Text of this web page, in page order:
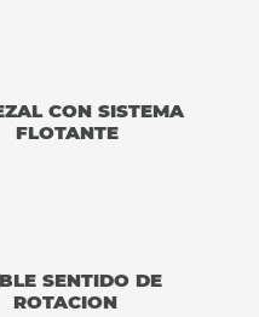
CON SISTEMA
FLOTANTE
SENTIDO DE
ROTACION